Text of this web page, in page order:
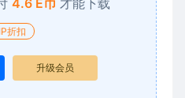
4.6 E币 才能下载
折扣
升级会员